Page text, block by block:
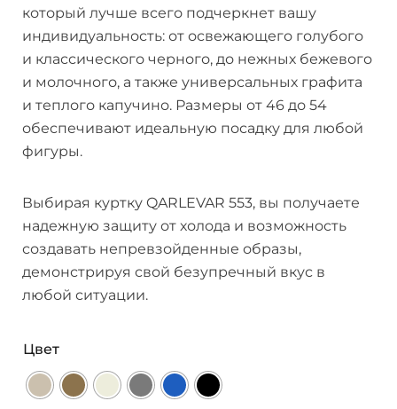
который лучше всего подчеркнет вашу
индивидуальность: от освежающего голубого
и классического черного, до нежных бежевого
и молочного, а также универсальных графита
и теплого капучино. Размеры от 46 до 54
обеспечивают идеальную посадку для любой
фигуры.
Выбирая куртку QARLEVAR 553, вы получаете
надежную защиту от холода и возможность
создавать непревзойденные образы,
демонстрируя свой безупречный вкус в
любой ситуации.
Цвет